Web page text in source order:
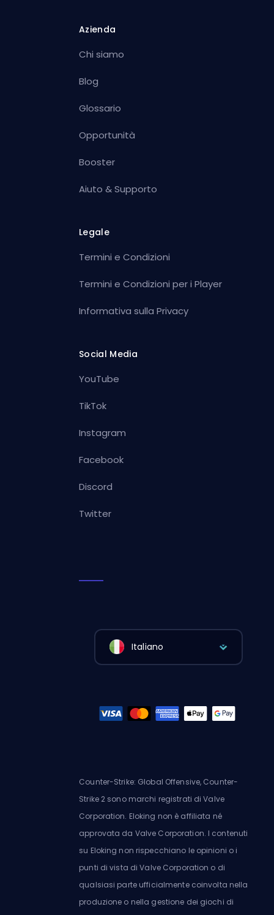
Azienda
Chi siamo
Blog
Glossario
Opportunità
Booster
Aiuto & Supporto
Legale
Termini e Condizioni
Termini e Condizioni per i Player
Informativa sulla Privacy
Social Media
YouTube
TikTok
Instagram
Facebook
Discord
Twitter
Italiano
Counter-Strike: Global Offensive, Counter-
Strike 2 sono marchi registrati di Valve
Corporation. Eloking non è affiliata né
approvata da Valve Corporation. I contenuti
su Eloking non rispecchiano le opinioni o i
punti di vista di Valve Corporation o di
qualsiasi parte ufficialmente coinvolta nella
produzione o nella gestione dei giochi di